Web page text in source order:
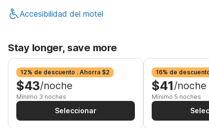
Accesibilidad del motel
Stay longer, save more
12% de descuento . Ahorra $2
$43/noche
Mínimo 3 noches
Seleccionar
16% de
$41/noche
Mínimo 5 noches